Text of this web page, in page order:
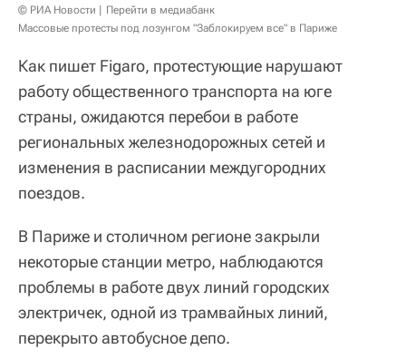
© РИА Новости
Перейти в медиабанк
Массовые протесты под лозунгом "Заблокируем все" в Париже
Как пишет Figaro, протестующие нарушают
работу общественного транспорта на юге
страны, ожидаются перебои в работе
региональных железнодорожных сетей и
изменения в расписании междугородних
поездов.
В Париже и столичном регионе закрыли
некоторые станции метро, наблюдаются
проблемы в работе двух линий городских
электричек, одной из трамвайных линий,
перекрыто автобусное депо.